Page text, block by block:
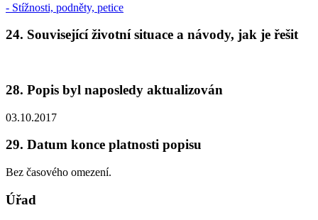
- Stížnosti, podněty, petice
24. Související životní situace a návody, jak je řešit
28. Popis byl naposledy aktualizován
03.10.2017
29. Datum konce platnosti popisu
Bez časového omezení.
Úřad